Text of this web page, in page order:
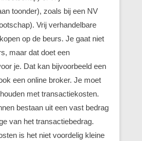
toonder), zoals bij een NV
Vrij verhandelbare
op de beurs. Je gaat niet
maar dat doet een
je. Dat kan bijvoorbeeld een
een online broker. Je moet
met transactiekosten.
bestaan uit een vast bedrag
van het transactiebedrag.
is het niet voordelig kleine